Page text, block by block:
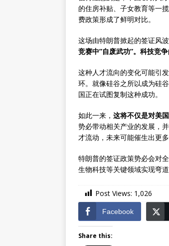
的住房补贴、子女教育等一
费政策形成了鲜明对比。
这场由特朗普掀起的签证风
竞赛中”自废武功”。科技竞
这种人才流向的变化可能引
环。就像硅谷之所以成为硅
国正在试图复制这种成功。
如此一来， 这将不仅是对美
势必带动相关产业的发展，
才流动，未来可能催生出更
特朗普的签证政策势必会对
生物科技等关键领域实现弯
Post Views: 1,026
Facebook
Share this: